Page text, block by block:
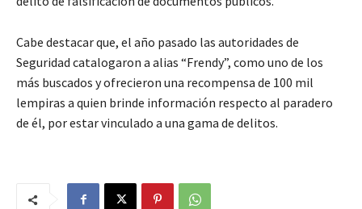
Cabe destacar que, el año pasado las autoridades de
Seguridad catalogaron a alias “Frendy”, como uno de los
más buscados y ofrecieron una recompensa de 100 mil
lempiras a quien brinde información respecto al paradero
de él, por estar vinculado a una gama de delitos.